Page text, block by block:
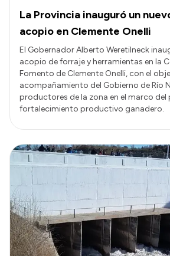
La Provincia inauguró un
acopio en Clemente Onelli
El Gobernador Alberto Weretilneck
acopio de forraje y herramientas en la
Fomento de Clemente Onelli, con el
acompañamiento del Gobierno de Río
productores de la zona en el marco del
fortalecimiento productivo ganadero.